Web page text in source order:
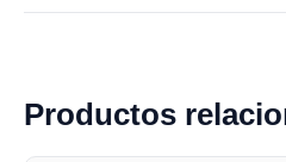
Productos